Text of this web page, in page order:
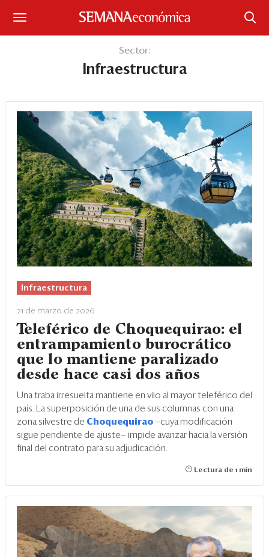
Iniciar sesión
Portada
¿Qué está pasando?
Sectores y Empresas
Management
Economía y Finanzas
Legal y Política
Eventos
Blogs
Ranking CEO
Edición Impresa
Sector:
Infraestructura
Infraestructura
21 de marzo de 2026
Teleférico de Choquequirao: el
entrampamiento burocrático
que lo mantiene paralizado
desde hace casi dos años
Una traba irresuelta mantiene en vilo al mayor teleférico del
país. La superposición de una de sus columnas con una
zona silvestre de Choquequirao —cuya modificación
sigue pendiente de ajuste— impide avanzar hacia la versión
final del contrato para su adjudicación.
Lectura de 1 min